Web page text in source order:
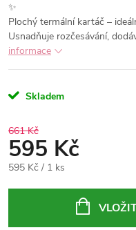
✨
Plochý termální kartáč –
Usnadňuje rozčesávání,
informace
Skladem
661 Kč
595 Kč
Měrná
595 Kč / 1 ks